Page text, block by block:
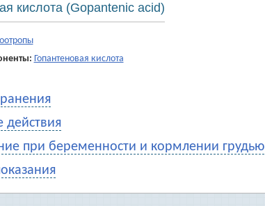
кислота (Gopantenic acid)
Гопантеновая кислота
действия
при беременности и кормлении грудью